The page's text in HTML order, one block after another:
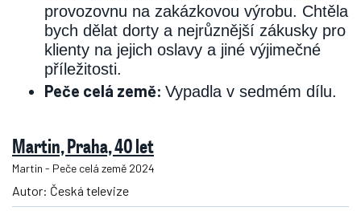
provozovnu na zakázkovou výrobu. Chtěla
bych dělat dorty a nejrůznější zákusky pro
klienty na jejich oslavy a jiné výjimečné
příležitosti.
Peče celá země: Vypadla v sedmém dílu.
Martin, Praha, 40 let
Martin - Peče celá země 2024
Autor: Česká televize